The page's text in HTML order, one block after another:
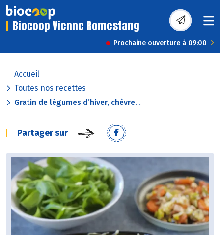
Biocoop Vienne Romestang
Prochaine ouverture à 09:00
Accueil
Toutes nos recettes
Gratin de légumes d’hiver, chèvre...
Partager sur